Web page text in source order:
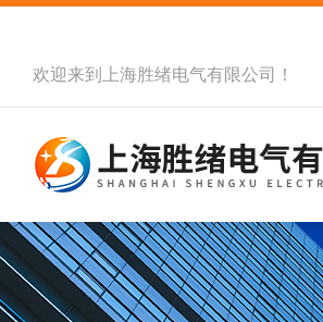
欢迎来到 上海胜绪电气有限公司 ！